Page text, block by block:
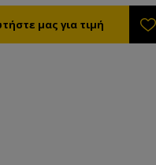
κάτω από μια σχάρα
σε έναν ατέρμονα κοχλία,